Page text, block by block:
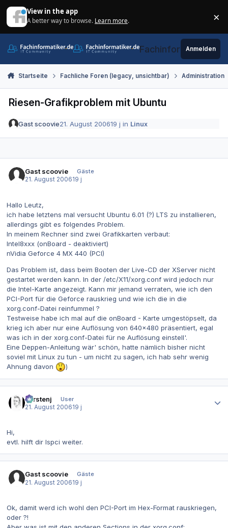
View in the app
A better way to browse. Learn more. ×
Fachinformatiker.de
Anmelden
Startseite Fachliche Foren (legacy, unsichtbar) Administration
Riesen-Grafikproblem mit Ubuntu
Gast scoovie21. August 200619 j in Linux
Gast scoovie
Gäste
21. August 200619 j
Hallo Leutz,
ich habe letztens mal versucht Ubuntu 6.01 (?) LTS zu installieren,
allerdings gibt es folgendes Problem.
In meinem Rechner sind zwei Grafikkarten verbaut:
Intel8xxx (onBoard - deaktiviert)
nVidia Geforce 4 MX 440 (PCI)
Das Problem ist, dass beim Booten der Live-CD der XServer nicht
gestartet werden kann. In der /etc/X11/xorg.conf wird jedoch nur
die Intel-Karte angezeigt. Kann mir jemand verraten, wie ich den
PCI-Port für die Geforce rauskrieg und wie ich die in die
xorg.conf-Datei reinfummel ?
Testweise habe ich mal auf die onBoard - Karte umgestöpselt, da
krieg ich aber nur eine Auflösung von 640x480 präsentiert, egal
was ich in der xorg.conf-Datei für ne Auflösung einstell'.
Eine Deppen-Anleitung wär' schön, hatte nämlich bisher nicht
soviel mit Linux zu tun - um nicht zu sagen, ich hab sehr wenig
Ahnung davon
)
carstenj
User
21. August 200619 j
Hi,
evtl. hilft dir lspci weiter.
Gast scoovie
Gäste
21. August 200619 j
Ok, damit werd ich wohl den PCI-Port im Hex-Format rauskriegen,
oder ?!